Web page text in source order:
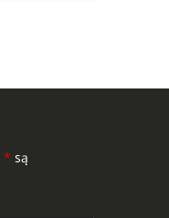
* są